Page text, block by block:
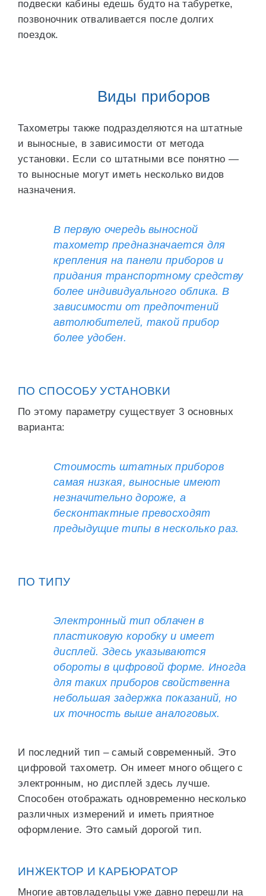
подвески кабины едешь будто на табуретке,
позвоночник отваливается после долгих
поездок.
Виды приборов
Тахометры также подразделяются на штатные
и выносные, в зависимости от метода
установки. Если со штатными все понятно —
то выносные могут иметь несколько видов
назначения.
В первую очередь выносной
тахометр предназначается для
крепления на панели приборов и
придания транспортному средству
более индивидуального облика. В
зависимости от предпочтений
автолюбителей, такой прибор
более удобен.
ПО СПОСОБУ УСТАНОВКИ
По этому параметру существует 3 основных
варианта:
Стоимость штатных приборов
самая низкая, выносные имеют
незначительно дороже, а
бесконтактные превосходят
предыдущие типы в несколько раз.
ПО ТИПУ
Электронный тип облачен в
пластиковую коробку и имеет
дисплей. Здесь указываются
обороты в цифровой форме. Иногда
для таких приборов свойственна
небольшая задержка показаний, но
их точность выше аналоговых.
И последний тип – самый современный. Это
цифровой тахометр. Он имеет много общего с
электронным, но дисплей здесь лучше.
Способен отображать одновременно несколько
различных измерений и иметь приятное
оформление. Это самый дорогой тип.
ИНЖЕКТОР И КАРБЮРАТОР
Многие автовладельцы уже давно перешли на